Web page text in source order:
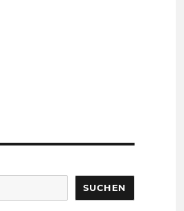
SUCHEN